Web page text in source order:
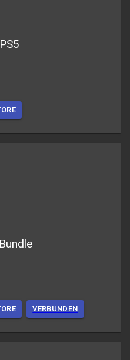
VERBUNDEN